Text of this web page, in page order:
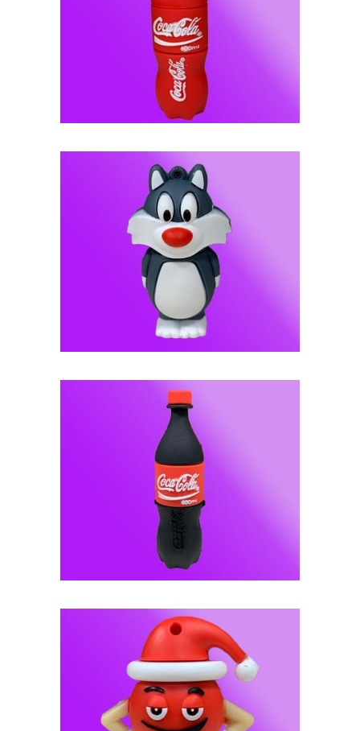
فلش مموری عروسکی -- کد J91
فلش مموری عروسکی -- کد J90
فلش مموری عروسکی -- کد J97